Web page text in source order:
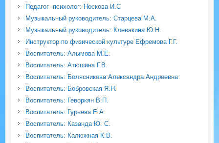
Педагог -психолог: Носкова И.С
Музыкальный руководитель: Старцева М.А.
Музыкальный руководитель: Клевакина Ю.Н.
Инструктор по физической культуре Ефремова Г.Г.
Воспитатель: Алымова М.Е.
Воспитатель: Атюшина Г.В.
Воспитатель: Болясникова Александра Андреевна
Воспитатель: Бобровская Я.Н.
Воспитатель: Геворкян В.П.
Воспитатель: Гурьева Е.А
Воспитатель: Казанда Ю. С.
Воспитатель: Калюжная К.В.